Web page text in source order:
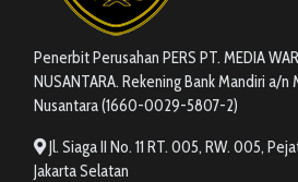
Penerbit Perusahan PERS PT. MEDIA
NUSANTARA. Rekening Bank Mandiri a/
Nusantara (1660-0029-5807-2)
Jl. Siaga II No. 11 RT. 005, RW. 005,
Jakarta Selatan